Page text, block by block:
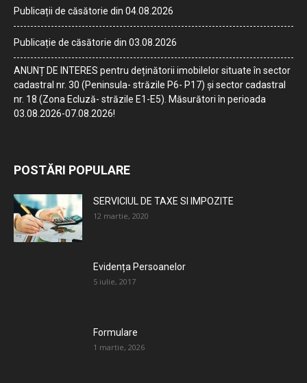
Publicații de căsătorie din 04.08.2026
Publicație de căsătorie din 03.08.2026
ANUNȚ DE INTERES pentru deținătorii imobilelor situate în sector
cadastral nr. 30 (Peninsula- străzile P6- P17) și sector cadastral
nr. 18 (Zona Ecluză- străzile E1-E5). Măsurători în perioada
03.08.2026-07.08.2026!
POSTĂRI POPULARE
SERVICIUL DE TAXE SI IMPOZITE
12 martie, 2020
Evidența Persoanelor
5 iulie, 2017
Formulare
1 martie, 2026